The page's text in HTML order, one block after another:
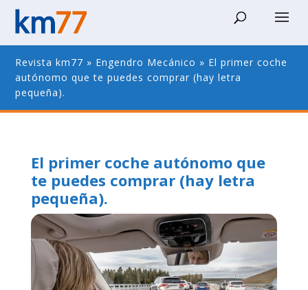
Revista km77 » Engendro Mecánico » El primer coche
autónomo que te puedes comprar (hay letra
pequeña).
El primer coche autónomo que
te puedes comprar (hay letra
pequeña).